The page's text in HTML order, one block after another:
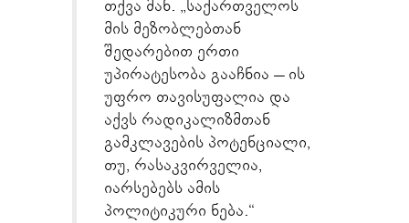
თქვა მან. „საქართველოს
მის მეზობლებთან
შედარებით ერთი
უპირატესობა გააჩნია – ის
უფრო თავისუფალია და
აქვს რადიკალიზმთან
გამკლავების პოტენციალი,
თუ, რასაკვირველია,
იარსებებს ამის
პოლიტიკური ნება.“